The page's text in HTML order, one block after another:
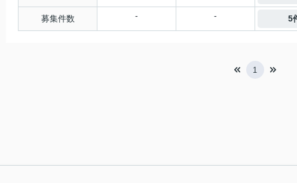
募集件数 - - 5
1